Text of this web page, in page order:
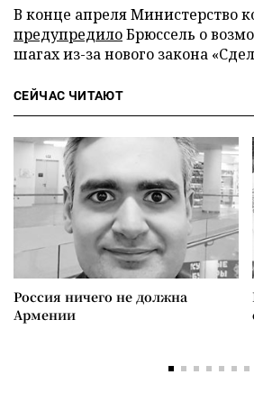
В конце апреля Министерство
предупредилоБрюссель о
шагах из-за нового закона
СЕЙЧАС ЧИТАЮТ
Россия ничего не должна
Армении